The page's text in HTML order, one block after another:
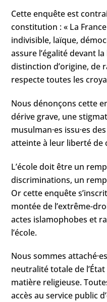
Cette enquête est
constitution : « La
indivisible, laïque,
assure l’égalité devant
distinction d’origine, de
respecte toutes les
Nous dénonçons cette
dérive grave, une
musulman·es issu·es
atteinte à leur liberté de
L’école doit être un
discriminations, un
Or cette enquête
montée de l’extrême-
actes islamophobes et
l’école.
Nous sommes
neutralité totale de
matière religieuse.
accès au service public